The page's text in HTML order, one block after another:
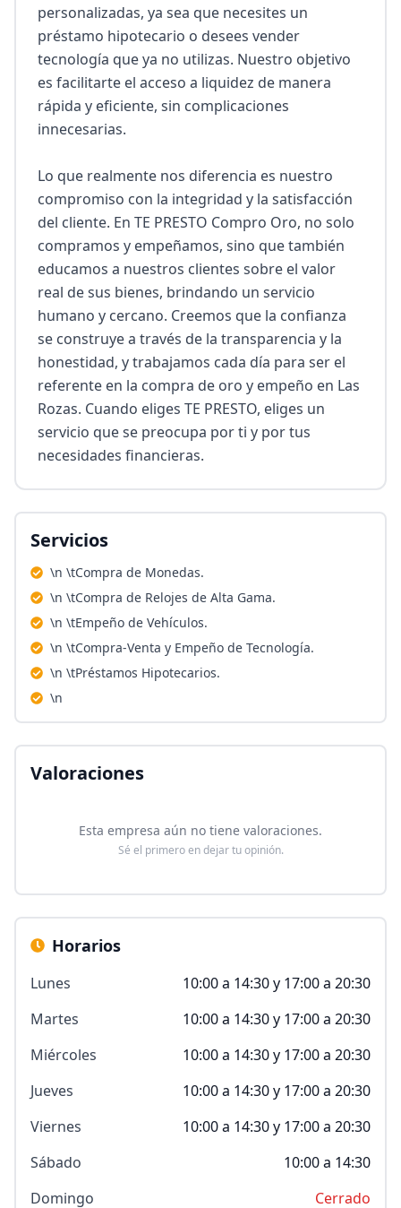
personalizadas, ya sea que necesites un
préstamo hipotecario o desees vender
tecnología que ya no utilizas. Nuestro objetivo
es facilitarte el acceso a liquidez de manera
rápida y eficiente, sin complicaciones
innecesarias.
Lo que realmente nos diferencia es nuestro
compromiso con la integridad y la satisfacción
del cliente. En TE PRESTO Compro Oro, no solo
compramos y empeñamos, sino que también
educamos a nuestros clientes sobre el valor
real de sus bienes, brindando un servicio
humano y cercano. Creemos que la confianza
se construye a través de la transparencia y la
honestidad, y trabajamos cada día para ser el
referente en la compra de oro y empeño en Las
Rozas. Cuando eliges TE PRESTO, eliges un
servicio que se preocupa por ti y por tus
necesidades financieras.
Servicios
\n \tCompra de Monedas.
\n \tCompra de Relojes de Alta Gama.
\n \tEmpeño de Vehículos.
\n \tCompra-Venta y Empeño de Tecnología.
\n \tPréstamos Hipotecarios.
\n
Valoraciones
Esta empresa aún no tiene valoraciones.
Sé el primero en dejar tu opinión.
Horarios
Lunes
10:00 a 14:30 y 17:00 a 20:30
Martes
10:00 a 14:30 y 17:00 a 20:30
Miércoles
10:00 a 14:30 y 17:00 a 20:30
Jueves
10:00 a 14:30 y 17:00 a 20:30
Viernes
10:00 a 14:30 y 17:00 a 20:30
Sábado
10:00 a 14:30
Domingo
Cerrado